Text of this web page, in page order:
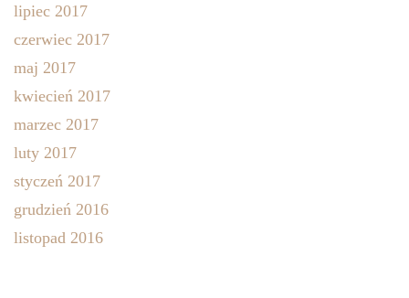
lipiec 2017
czerwiec 2017
maj 2017
kwiecień 2017
marzec 2017
luty 2017
styczeń 2017
grudzień 2016
listopad 2016